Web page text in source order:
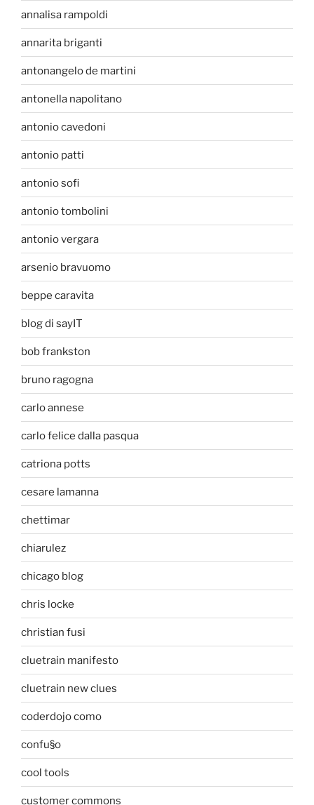
annalisa rampoldi
annarita briganti
antonangelo de martini
antonella napolitano
antonio cavedoni
antonio patti
antonio sofi
antonio tombolini
antonio vergara
arsenio bravuomo
beppe caravita
blog di sayIT
bob frankston
bruno ragogna
carlo annese
carlo felice dalla pasqua
catriona potts
cesare lamanna
chettimar
chiarulez
chicago blog
chris locke
christian fusi
cluetrain manifesto
cluetrain new clues
coderdojo como
confu§o
cool tools
customer commons